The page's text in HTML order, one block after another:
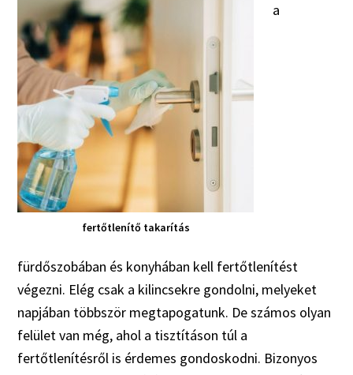
fertőtlenítő takarítás
a
fürdőszobában és konyhában kell fertőtlenítést
végezni. Elég csak a kilincsekre gondolni, melyeket
napjában többször megtapogatunk. De számos olyan
felület van még, ahol a tisztításon túl a
fertőtlenítésről is érdemes gondoskodni. Bizonyos